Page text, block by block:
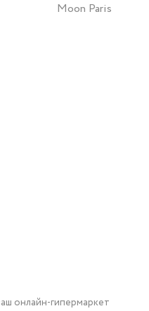
Moon Paris
онлайн-гипермаркет